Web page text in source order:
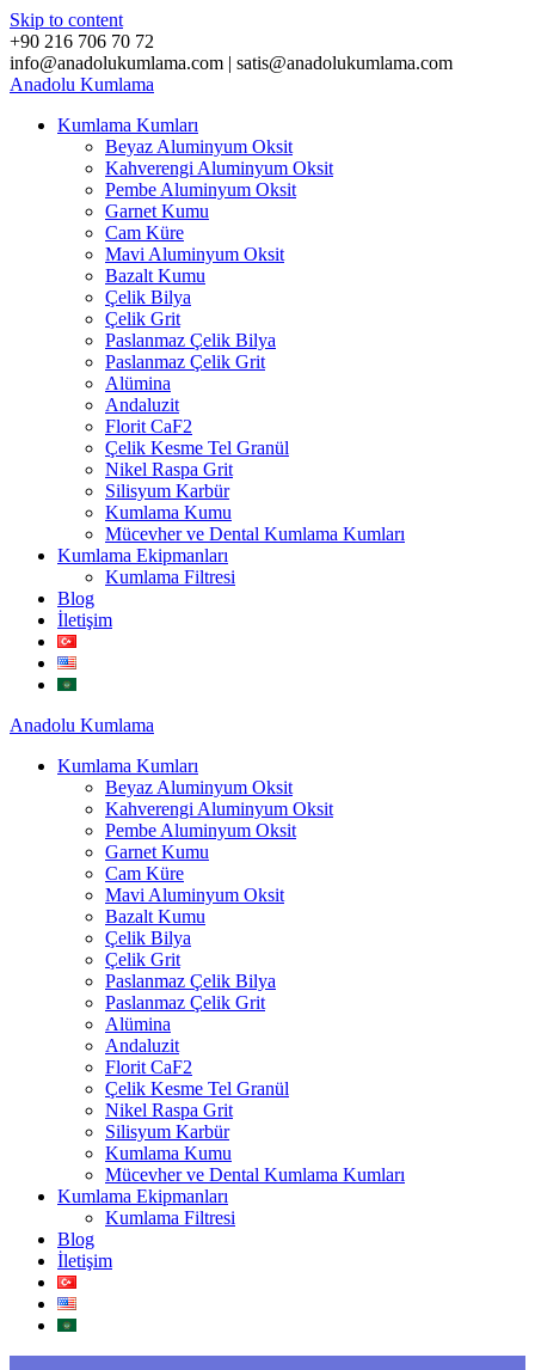
Skip to content
+90 216 706 70 72
info@anadolukumlama.com | satis@anadolukumlama.com
Anadolu Kumlama
Kumlama Kumları
Beyaz Aluminyum Oksit
Kahverengi Aluminyum Oksit
Pembe Aluminyum Oksit
Garnet Kumu
Cam Küre
Mavi Aluminyum Oksit
Bazalt Kumu
Çelik Bilya
Çelik Grit
Paslanmaz Çelik Bilya
Paslanmaz Çelik Grit
Alümina
Andaluzit
Florit CaF2
Çelik Kesme Tel Granül
Nikel Raspa Grit
Silisyum Karbür
Kumlama Kumu
Mücevher ve Dental Kumlama Kumları
Kumlama Ekipmanları
Kumlama Filtresi
Blog
İletişim
Anadolu Kumlama
Kumlama Kumları
Beyaz Aluminyum Oksit
Kahverengi Aluminyum Oksit
Pembe Aluminyum Oksit
Garnet Kumu
Cam Küre
Mavi Aluminyum Oksit
Bazalt Kumu
Çelik Bilya
Çelik Grit
Paslanmaz Çelik Bilya
Paslanmaz Çelik Grit
Alümina
Andaluzit
Florit CaF2
Çelik Kesme Tel Granül
Nikel Raspa Grit
Silisyum Karbür
Kumlama Kumu
Mücevher ve Dental Kumlama Kumları
Kumlama Ekipmanları
Kumlama Filtresi
Blog
İletişim